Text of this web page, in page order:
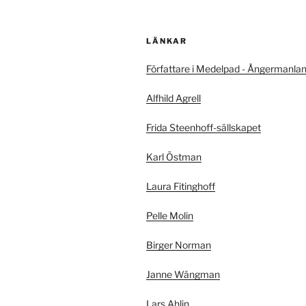
LÄNKAR
Författare i Medelpad -
Alfhild Agrell
Frida Steenhoff-sällskapet
Karl Östman
Laura Fitinghoff
Pelle Molin
Birger Norman
Janne Wängman